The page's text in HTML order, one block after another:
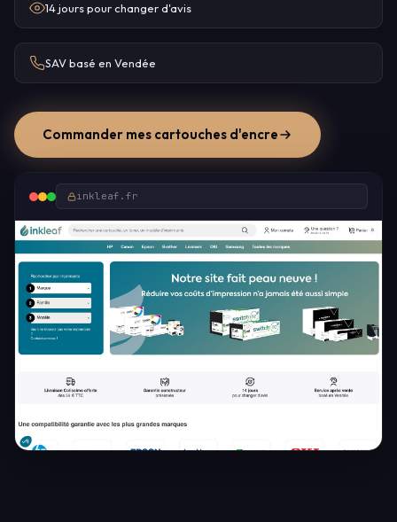
14 jours pour changer d'avis
SAV basé en Vendée
Commander mes cartouches d'encre
inkleaf.fr